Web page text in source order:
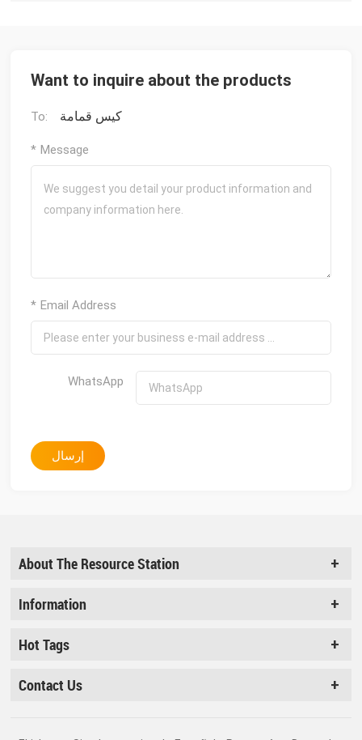
Want to inquire about the products
To: كيس قمامة
* Message
* Email Address
WhatsApp
إرسال
About The Resource Station
Information
Hot Tags
Contact Us